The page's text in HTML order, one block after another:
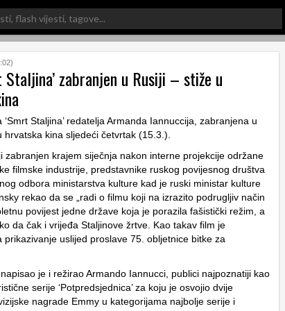
Staljina’ zabranjen u Rusiji – stiže u
‘Smrt Staljina’ redatelja Armanda Iannuccija, zabranjena u
hrvatska kina sljedeći četvrtak (15.3.).
zabranjen krajem siječnja nakon interne projekcije održane
filmske industrije, predstavnike ruskog povijesnog društva
odbora ministarstva kulture kad je ruski ministar kulture
rekao da se „radi o filmu koji na izrazito podrugljiv način
povijest jedne države koja je porazila fašistički režim, a
da čak i vrijeđa Staljinove žrtve. Kao takav film je
prikazivanje uslijed proslave 75. obljetnice bitke za
napisao je i režirao Armando Iannucci, publici najpoznatiji kao
serije ‘Potpredsjednica’ za koju je osvojio dvije
nagrade Emmy u kategorijama najbolje serije i